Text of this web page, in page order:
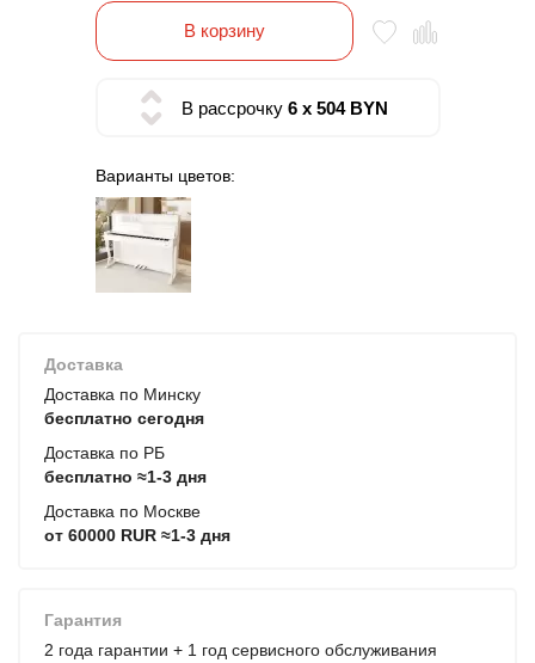
В корзину
В рассрочку 6 x 504 BYN
Варианты цветов:
Доставка
Доставка по Минску
бесплатно сегодня
Доставка по РБ
бесплатно ≈1-3 дня
Доставка по Москве
от 60000 RUR ≈1-3 дня
Гарантия
2 года гарантии + 1 год сервисного обслуживания